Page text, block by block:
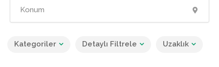
Kategoriler Detaylı Filtrele Uzaklık